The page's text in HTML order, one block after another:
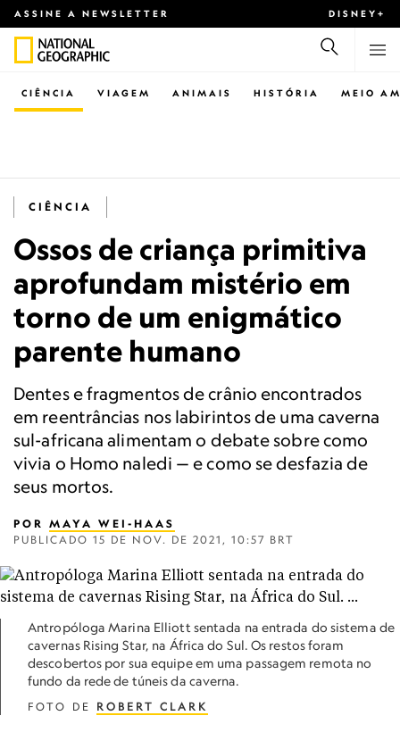
ASSINE A NEWSLETTER DISNEY+
CIÊNCIA VIAGEM ANIMAIS HISTÓRIA MEIO
CIÊNCIA
Ossos de criança primitiva
aprofundam mistério em
torno de um enigmático
parente humano
Dentes e fragmentos de crânio encontrados
em reentrâncias nos labirintos de uma caverna
sul-africana alimentam o debate sobre como
vivia o Homo naledi — e como se desfazia de
seus mortos.
POR MAYA WEI-HAAS
PUBLICADO 15 DE NOV. DE 2021, 10:57 BRT
Antropóloga Marina Elliott sentada na entrada do sistema de
cavernas Rising Star, na África do Sul. Os restos foram
descobertos por sua equipe em uma passagem remota no
fundo da rede de túneis da caverna.
FOTO DE ROBERT CLARK